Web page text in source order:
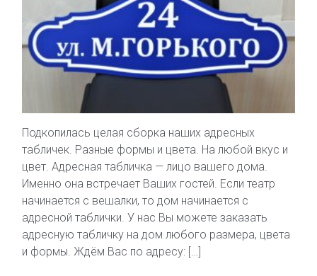
Подкопилась целая сборка наших адресных
табличек. Разные формы и цвета. На любой вкус и
цвет. Адресная табличка — лицо вашего дома.
Именно она встречает Ваших гостей. Если театр
начинается с вешалки, то дом начинается с
адресной таблички. У нас Вы можете заказать
адресную табличку на дом любого размера, цвета
и формы. Ждём Вас по адресу: […]